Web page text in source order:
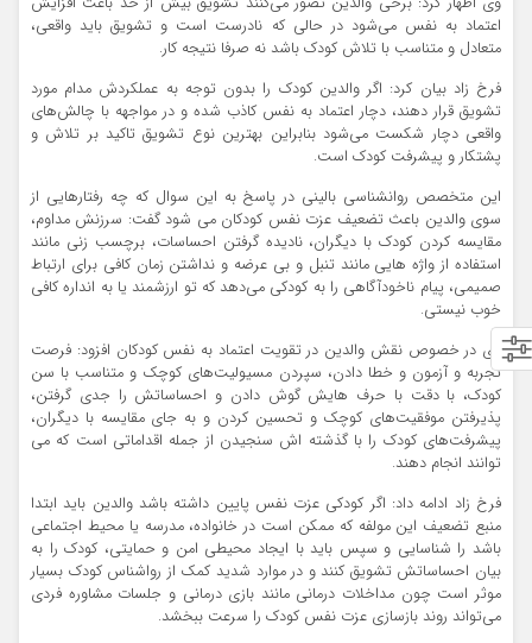
اعتماد به نفس می‌شود در حالی که نادرست است و تشویق باید واقعی،
متعادل و متناسب با تلاش کودک باشد نه صرفا نتیجه کار.
فرخ زاد بیان کرد: اگر والدین کودک را بدون توجه به عملکردش مدام مورد
تشویق قرار دهند، دچار اعتماد به نفس کاذب شده و در مواجهه با چالش‌های
واقعی دچار شکست می‌شود بنابراین بهترین نوع تشویق تاکید بر تلاش و
پشتکار و پیشرفت کودک است.
این متخصص روانشناسی بالینی در پاسخ به این سوال که چه رفتارهایی از
سوی والدین باعث تضعیف عزت نفس کودکان می شود گفت: سرزنش مداوم،
مقایسه کردن کودک با دیگران، نادیده گرفتن احساسات، برچسب زنی مانند
استفاده از واژه هایی مانند تنبل و بی عرضه و نداشتن زمان کافی برای ارتباط
صمیمی، پیام ناخودآگاهی را به کودکی می‌دهد که تو ارزشمند یا به انداره کافی
خوب نیستی.
وی در خصوص نقش والدین در تقویت اعتماد به نفس کودکان افزود: فرصت
تجربه و آزمون و خطا دادن، سپردن مسیولیت‌های کوچک و متناسب با سن
کودک، با دقت با حرف هایش گوش دادن و احساساتش را جدی گرفتن،
پذیرفتن موفقیت‌های کوچک و تحسین کردن و به جای مقایسه با دیگران،
پیشرفت‌های کودک را با گذشته اش سنجیدن از جمله اقداماتی است که می
توانند انجام دهند.
فرخ زاد ادامه داد: اگر کودکی عزت نفس پایین داشته باشد والدین باید ابتدا
منبع تضعیف این مولفه که ممکن است در خانواده، مدرسه یا محیط اجتماعی
باشد را شناسایی و سپس باید با ایجاد محیطی امن و حمایتی، کودک را به
بیان احساساتش تشویق کنند و در موارد شدید کمک از رواشناس کودک بسیار
موثر است چون مداخلات درمانی مانند بازی درمانی و جلسات مشاوره فردی
می‌تواند روند بازسازی عزت نفس کودک را سرعت ببخشد.